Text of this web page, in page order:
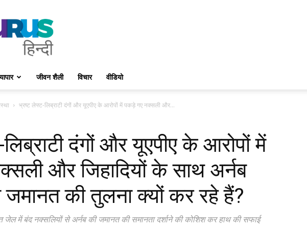
जीवन शैली विचार वीडियो
भ्रष्ट लेफ्ट-लिब्राटी दंगों और यूएपीए के आरोपों में पकड़े गए नक्सली और...
दंगों और यूएपीए के आरोपों में
और जिहादियों के साथ अर्नब
जमानत की तुलना क्यों कर रहे हैं?
जेल में बंद नक्सलियों से अर्नब की जमानत की समानता दर्शाने की कोशिश कर हाथ की सफाई